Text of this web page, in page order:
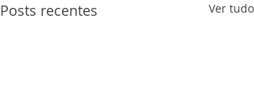
Posts recentes Ver tudo